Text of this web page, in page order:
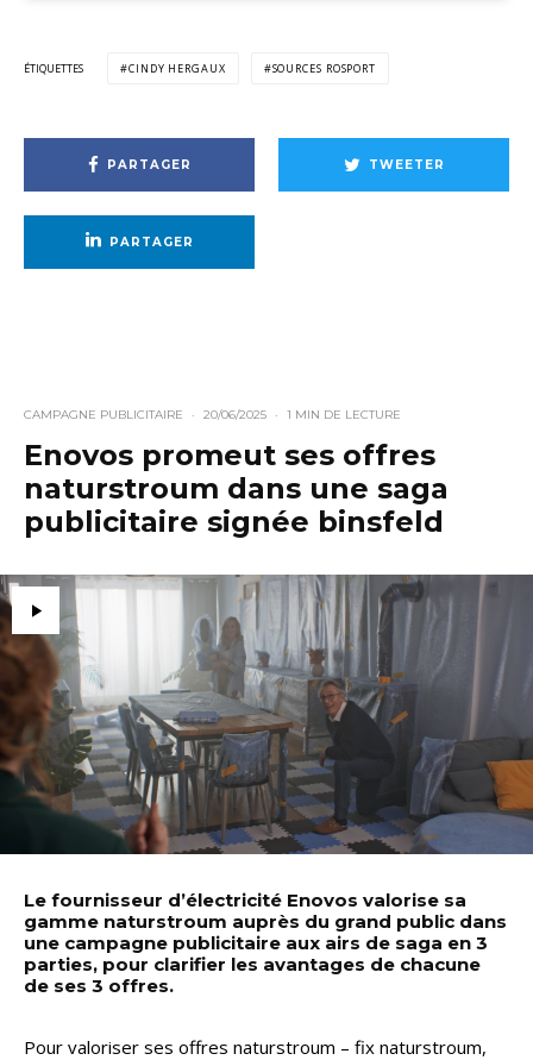
ÉTIQUETTES CINDY HERGAUX SOURCES ROSPORT
PARTAGER TWEETER
PARTAGER
CAMPAGNE PUBLICITAIRE · 20/06/2025 · 1 MIN DE LECTURE
Enovos promeut ses offres
naturstroum dans une saga
publicitaire signée binsfeld
Le fournisseur d’électricité Enovos valorise sa
gamme naturstroum auprès du grand public dans
une campagne publicitaire aux airs de saga en 3
parties, pour clarifier les avantages de chacune
de ses 3 offres.
Pour valoriser ses offres naturstroum – fix naturstroum,